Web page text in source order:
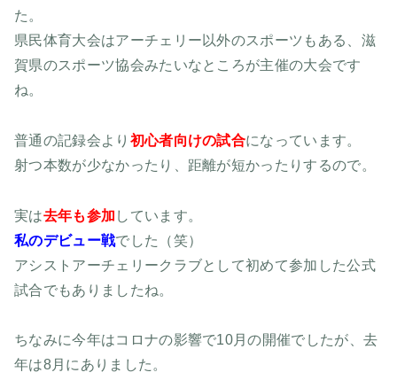
た。
県民体育大会はアーチェリー以外のスポーツもある、滋
賀県のスポーツ協会みたいなところが主催の大会です
ね。
普通の記録会より 初心者向けの試合になっています。
射つ本数が少なかったり、距離が短かったりするので。
実は去年も参加 しています。
私のデビュー戦でした（笑）
アシストアーチェリークラブとして初めて参加した公式
試合でもありましたね。
ちなみに今年はコロナの影響で10月の開催でしたが、去
年は8月にありました。